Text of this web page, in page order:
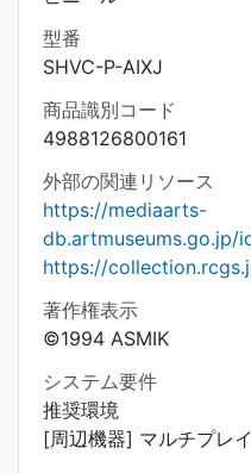
型番
SHVC-P-AIXJ
商品識別コード
4988126800161
外部の関連リソース
https://mediaarts-
db.artmuseums.go.jp/
https://
著作権表示
©1994 ASMIK
システム要件
推奨環境
[周辺機器] マルチプレ